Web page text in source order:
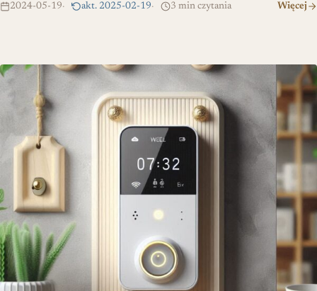
2024-05-19 akt. 2025-02-19 3 min czytania Więcej
Jak wybrać dzwonek bezprzewodowy?